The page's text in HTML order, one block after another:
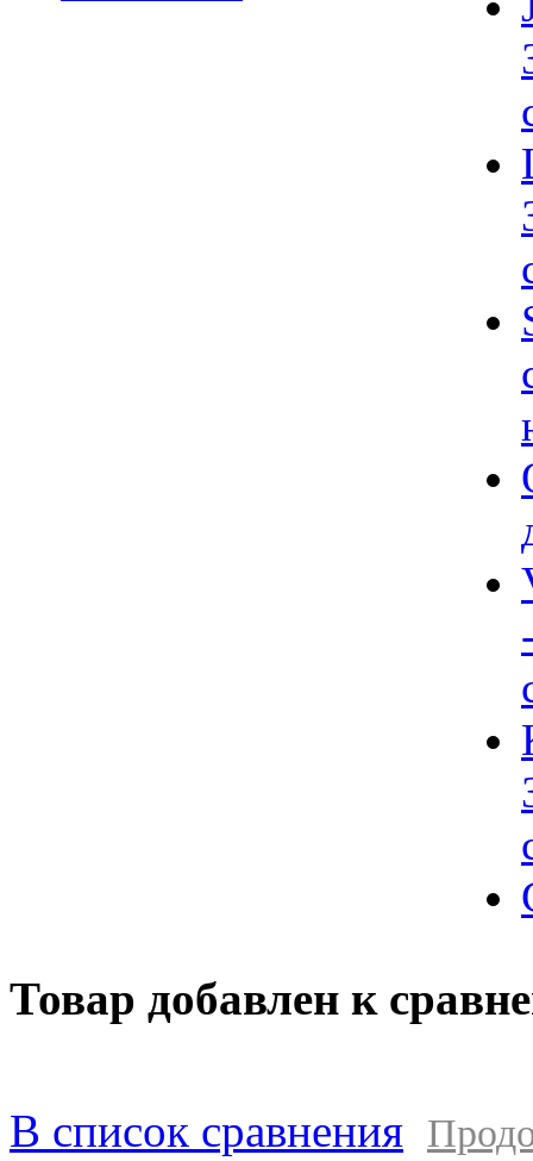
Товар добавлен к
В список сравнения